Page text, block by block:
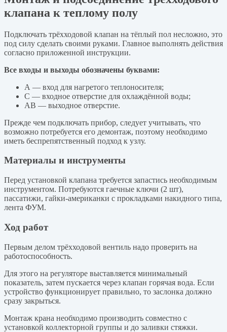
клапана к теплому полу
Подключать трёхходовой клапан на тёплый пол несложно, это
под силу сделать своими руками. Главное выполнять действия
согласно приложенной инструкции.
Все входы и выходы обозначены буквами:
A — вход для нагретого теплоносителя;
С — входное отверстие для охлаждённой воды;
AB — выходное отверстие.
Прежде чем подключать прибор, следует учитывать, что
возможно потребуется его демонтаж, поэтому необходимо
иметь беспрепятственный подход к узлу.
Материалы и инструменты
Перед установкой клапана требуется запастись необходимым
инструментом. Потребуются гаечные ключи (2 шт),
пассатижи, гайки-американки с прокладками накидного типа,
лента ФУМ.
Ход работ
Первым делом трёхходовой вентиль надо проверить на
работоспособность.
Для этого на регуляторе выставляется минимальный
показатель, затем пускается через клапан горячая вода. Если
устройство функционирует правильно, то заслонка должно
сразу закрыться.
Монтаж крана необходимо производить совместно с
установкой коллекторной группы и до заливки стяжки.